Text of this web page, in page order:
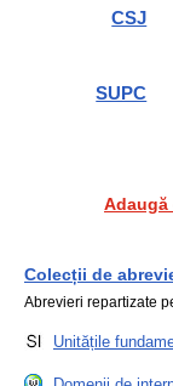
CSJ
SUPC
Adaugă
Colecții de
Abrevieri repartizate
Unitățile